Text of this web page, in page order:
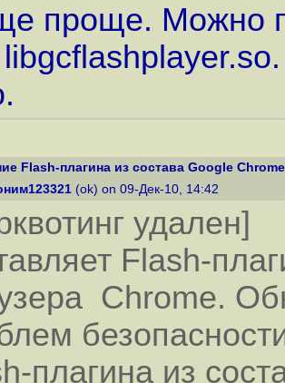
проще. Можно
Flash-плагина из состава Google
(ok) on 09-Дек-10, 14:42
удален]
Flash-
Chrome.
плагина из